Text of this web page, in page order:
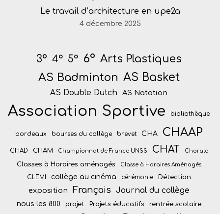
Le travail d’architecture en upe2a
4 décembre 2025
3° 4° 5° 6° Arts Plastiques
AS Badminton AS Basket
AS Double Dutch AS Natation
Association Sportive bibliothèque
bordeaux bourses du collège brevet CHA CHAAP
CHAD CHAM Championnat de France UNSS CHAT Chorale
Classes à Horaires aménagés Classe à Horaires Aménagés
CLEMI collège au cinéma cérémonie Détection
exposition Français Journal du collège
nous les 800 projet Projets éducatifs rentrée scolaire